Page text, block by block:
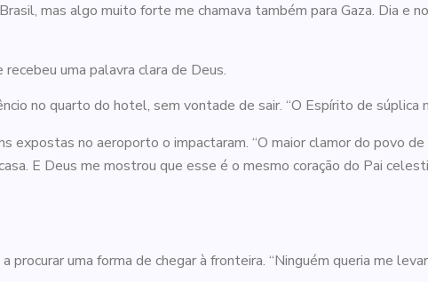
mas algo muito forte me chamava também para Gaza. Dia e
uma palavra clara de Deus.
no quarto do hotel, sem vontade de sair. “O Espírito de súplica
expostas no aeroporto o impactaram. “O maior clamor do povo
E Deus me mostrou que esse é o mesmo coração do Pai
procurar uma forma de chegar à fronteira. “Ninguém queria me